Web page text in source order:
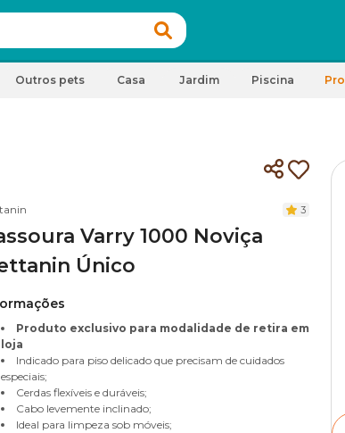
Outros pets Casa Jardim Piscina
3
Varry 1000 Noviça
Único
Produto exclusivo para modalidade de retira em
loja
Indicado para piso delicado que precisam de cuidados
especiais;
Cerdas flexíveis e duráveis;
Cabo levemente inclinado;
Ideal para limpeza sob móveis;